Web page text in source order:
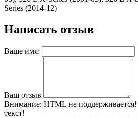
Написать отзыв
Ваше имя:
Ваш отзыв
Внимание: HTML не
текст!